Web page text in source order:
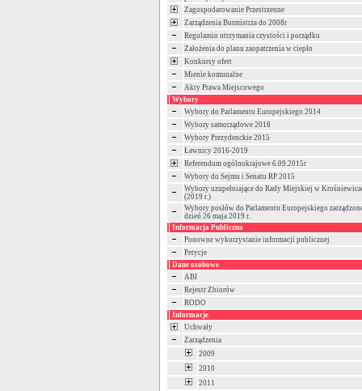
Zagospodarowanie Przestrzenne
Zarządzenia Burmistrza do 2008r
Regulamin utrzymania czystości i porządku
Założenia do planu zaopatrzenia w ciepło
Konkursy ofert
Mienie komunalne
Akty Prawa Miejscowego
Wybory
Wybory do Parlamentu Europejskiego 2014
Wybory samorządowe 2018
Wybory Prezydenckie 2015
Ławnicy 2016-2019
Referendum ogólnokrajowe 6.09.2015r
Wybory do Sejmu i Senatu RP 2015
Wybory uzupełniające do Rady Miejskiej w
(2019 r.)
Wybory posłów do Parlamentu Europejskiego
dzień 26 maja 2019 r.
Informacja Publiczna
Ponowne wykorzystanie informacji publicznej
Petycje
Dane osobowe
ABI
Rejestr Zbiorów
RODO
Informacje
Uchwały
Zarządzenia
2009
2010
2011